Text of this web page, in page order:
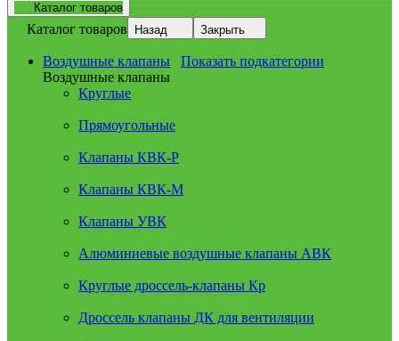
Каталог товаров
Каталог товаров Назад Закрыть
Воздушные клапаны
Показать подкатегории
Воздушные клапаны
Круглые
Прямоугольные
Клапаны КВК-Р
Клапаны КВК-М
Клапаны УВК
Алюминиевые воздушные клапаны АВК
Круглые дроссель-клапаны Кр
Дроссель клапаны ДК для вентиляции